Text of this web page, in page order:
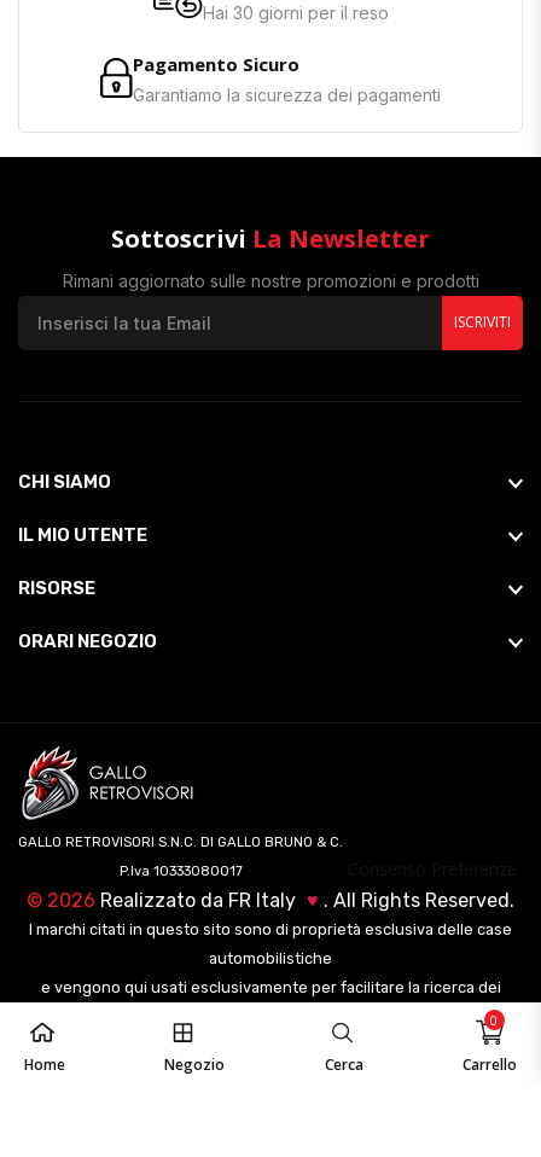
Home Negozio Cerca Carrello
0
Hai 30 giorni per il reso
Pagamento Sicuro
Garantiamo la sicurezza dei pagamenti
Sottoscrivi La Newsletter
Rimani aggiornato sulle nostre promozioni e prodotti
ISCRIVITI
CHI SIAMO
IL MIO UTENTE
RISORSE
ORARI NEGOZIO
GALLO RETROVISORI S.N.C. DI GALLO BRUNO & C.
P.Iva 10333080017
© 2026 Realizzato da FR Italy ♥ . All Rights Reserved.
I marchi citati in questo sito sono di proprietà esclusiva delle case
automobilistiche
e vengono qui usati esclusivamente per facilitare la ricerca dei